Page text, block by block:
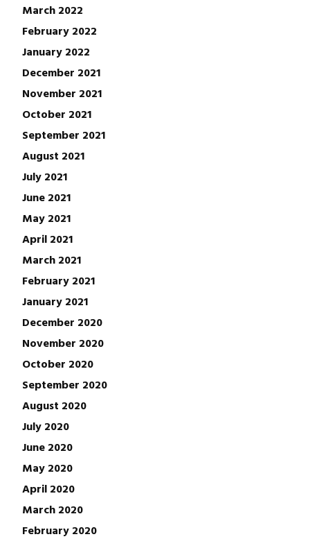
March 2022
February 2022
January 2022
December 2021
November 2021
October 2021
September 2021
August 2021
July 2021
June 2021
May 2021
April 2021
March 2021
February 2021
January 2021
December 2020
November 2020
October 2020
September 2020
August 2020
July 2020
June 2020
May 2020
April 2020
March 2020
February 2020